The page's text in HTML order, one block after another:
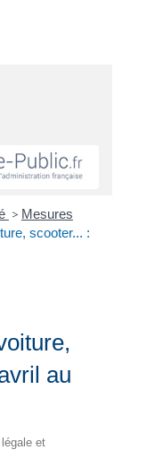
> Mesures
scooter... :
au
et